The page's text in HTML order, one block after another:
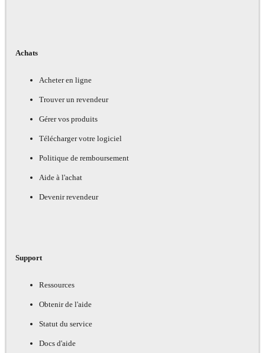
Achats
Acheter en ligne
Trouver un revendeur
Gérer vos produits
Télécharger votre logiciel
Politique de remboursement
Aide à l'achat
Devenir revendeur
Support
Ressources
Obtenir de l'aide
Statut du service
Docs d'aide